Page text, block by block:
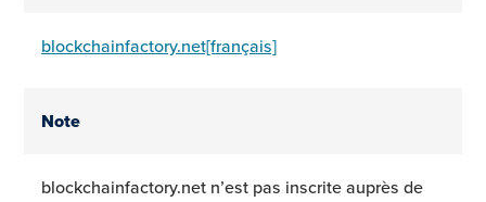
blockchainfactory.net[français]
Note
blockchainfactory.net n’est pas inscrite auprès de